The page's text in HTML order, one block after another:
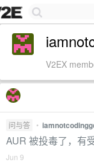
V2EX
问与答 •
AUR 被投毒了，有
Jun 9